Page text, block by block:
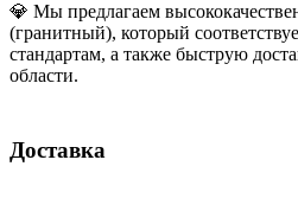
💎 Мы предлагаем
(гранитный), который
стандартам, а также быструю
области.
Доставка